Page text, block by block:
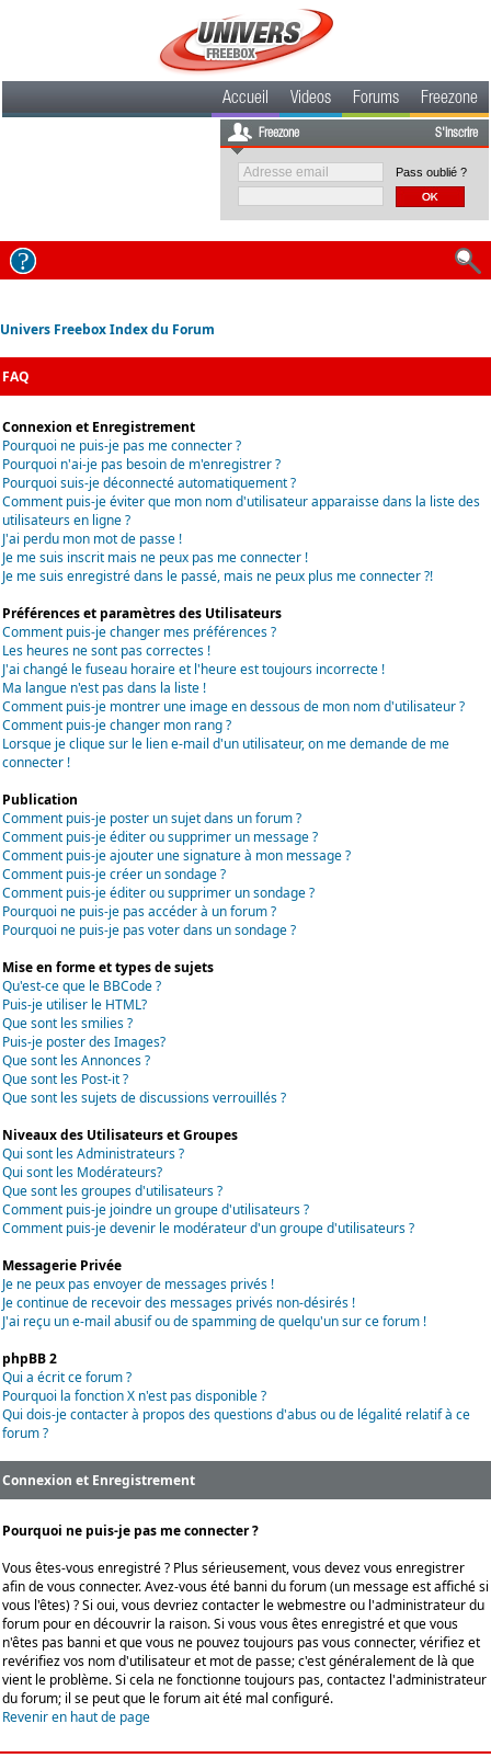
Accueil Videos Forums Freezone
Freezone S'inscrire
Pass oublié ?
Univers Freebox Index du Forum
FAQ
Connexion et Enregistrement
Pourquoi ne puis-je pas me connecter ?
Pourquoi n'ai-je pas besoin de m'enregistrer ?
Pourquoi suis-je déconnecté automatiquement ?
Comment puis-je éviter que mon nom d'utilisateur apparaisse dans la liste des
utilisateurs en ligne ?
J'ai perdu mon mot de passe !
Je me suis inscrit mais ne peux pas me connecter !
Je me suis enregistré dans le passé, mais ne peux plus me connecter ?!
Préférences et paramètres des Utilisateurs
Comment puis-je changer mes préférences ?
Les heures ne sont pas correctes !
J'ai changé le fuseau horaire et l'heure est toujours incorrecte !
Ma langue n'est pas dans la liste !
Comment puis-je montrer une image en dessous de mon nom d'utilisateur ?
Comment puis-je changer mon rang ?
Lorsque je clique sur le lien e-mail d'un utilisateur, on me demande de me
connecter !
Publication
Comment puis-je poster un sujet dans un forum ?
Comment puis-je éditer ou supprimer un message ?
Comment puis-je ajouter une signature à mon message ?
Comment puis-je créer un sondage ?
Comment puis-je éditer ou supprimer un sondage ?
Pourquoi ne puis-je pas accéder à un forum ?
Pourquoi ne puis-je pas voter dans un sondage ?
Mise en forme et types de sujets
Qu'est-ce que le BBCode ?
Puis-je utiliser le HTML?
Que sont les smilies ?
Puis-je poster des Images?
Que sont les Annonces ?
Que sont les Post-it ?
Que sont les sujets de discussions verrouillés ?
Niveaux des Utilisateurs et Groupes
Qui sont les Administrateurs ?
Qui sont les Modérateurs?
Que sont les groupes d'utilisateurs ?
Comment puis-je joindre un groupe d'utilisateurs ?
Comment puis-je devenir le modérateur d'un groupe d'utilisateurs ?
Messagerie Privée
Je ne peux pas envoyer de messages privés !
Je continue de recevoir des messages privés non-désirés !
J'ai reçu un e-mail abusif ou de spamming de quelqu'un sur ce forum !
phpBB 2
Qui a écrit ce forum ?
Pourquoi la fonction X n'est pas disponible ?
Qui dois-je contacter à propos des questions d'abus ou de légalité relatif à ce
forum ?
Connexion et Enregistrement
Pourquoi ne puis-je pas me connecter ?
Vous êtes-vous enregistré ? Plus sérieusement, vous devez vous enregistrer
afin de vous connecter. Avez-vous été banni du forum (un message est affiché si
vous l'êtes) ? Si oui, vous devriez contacter le webmestre ou l'administrateur du
forum pour en découvrir la raison. Si vous vous êtes enregistré et que vous
n'êtes pas banni et que vous ne pouvez toujours pas vous connecter, vérifiez et
revérifiez vos nom d'utilisateur et mot de passe; c'est généralement de là que
vient le problème. Si cela ne fonctionne toujours pas, contactez l'administrateur
du forum; il se peut que le forum ait été mal configuré.
Revenir en haut de page